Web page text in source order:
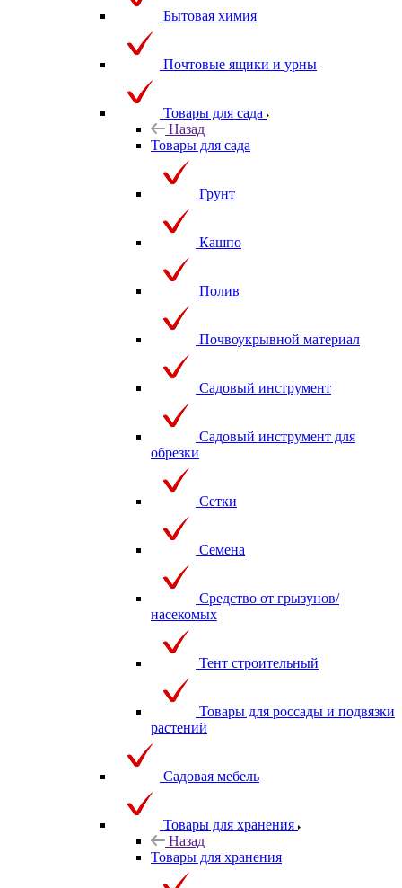
Бытовая химия
Почтовые ящики и урны
Товары для сада
Назад
Товары для сада
Грунт
Кашпо
Полив
Почвоукрывной материал
Садовый инструмент
Садовый инструмент для
обрезки
Сетки
Семена
Средство от грызунов/
насекомых
Тент строительный
Товары для россады и подвязки
растений
Садовая мебель
Товары для хранения
Назад
Товары для хранения